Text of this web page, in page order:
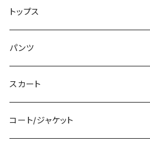
ミニ/ショート
ミディアム/ミモレ
ロング/マキシ
袖付き
トップス
Tシャツ/カットソー
タンクトップ/キャミソール
シャツ/ブラウス
パンツ
ショート丈
クロップド丈
スカート
ミニ/ショート
コート/ジャケット